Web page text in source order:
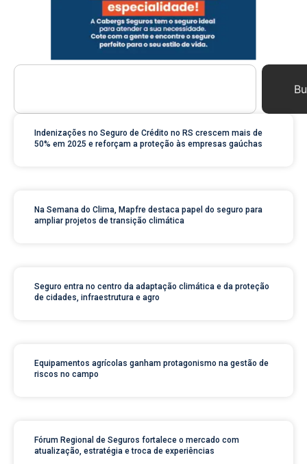
Indenizações no Seguro de Crédito no RS crescem mais de
50% em 2025 e reforçam a proteção às empresas gaúchas
Na Semana do Clima, Mapfre destaca papel do seguro para
ampliar projetos de transição climática
Seguro entra no centro da adaptação climática e da proteção
de cidades, infraestrutura e agro
Equipamentos agrícolas ganham protagonismo na gestão de
riscos no campo
Fórum Regional de Seguros fortalece o mercado com
atualização, estratégia e troca de experiências